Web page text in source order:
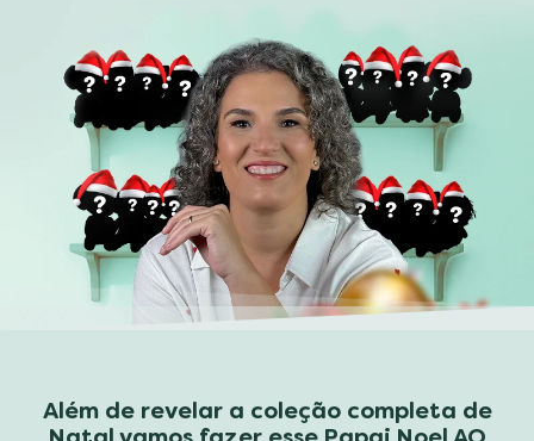
Além de revelar a coleção completa de